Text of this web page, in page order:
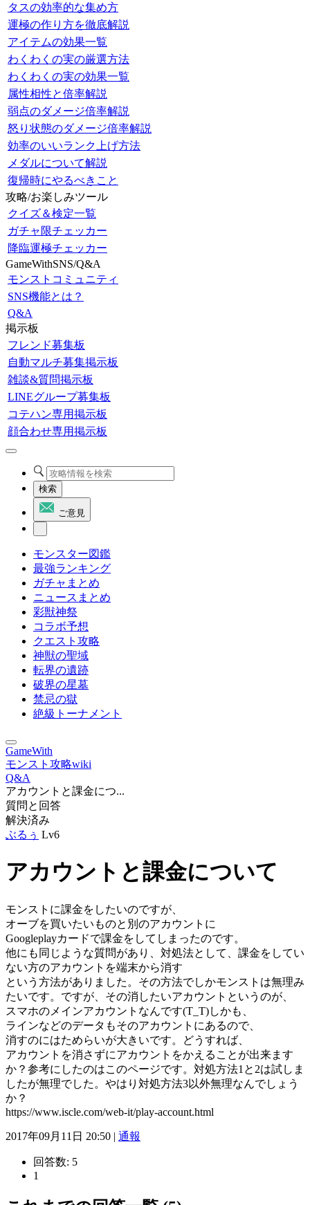
タスの効率的な集め方
運極の作り方を徹底解説
アイテムの効果一覧
わくわくの実の厳選方法
わくわくの実の効果一覧
属性相性と倍率解説
弱点のダメージ倍率解説
怒り状態のダメージ倍率解説
効率のいいランク上げ方法
メダルについて解説
復帰時にやるべきこと
攻略/お楽しみツール
クイズ＆検定一覧
ガチャ限チェッカー
降臨運極チェッカー
GameWithSNS/Q&A
モンストコミュニティ
SNS機能とは？
Q&A
掲示板
フレンド募集板
自動マルチ募集掲示板
雑談&質問掲示板
LINEグループ募集板
コテハン専用掲示板
顔合わせ専用掲示板
検索
ご意見
モンスター図鑑
最強ランキング
ガチャまとめ
ニュースまとめ
彩獣神祭
コラボ予想
クエスト攻略
神獣の聖域
転界の遺跡
破界の星墓
禁忌の獄
絶級トーナメント
GameWith
モンスト攻略wiki
Q&A
アカウントと課金につ...
質問と回答
解決済み
ぶるぅ Lv6
アカウントと課金について
モンストに課金をしたいのですが、
オーブを買いたいものと別のアカウントに
Googleplayカードで課金をしてしまったのです。
他にも同じような質問があり、対処法として、課金をしてい
ない方のアカウントを端末から消す
という方法がありました。その方法でしかモンストは無理み
たいです。ですが、その消したいアカウントというのが、
スマホのメインアカウントなんです(T_T)しかも、
ラインなどのデータもそのアカウントにあるので、
消すのにはためらいが大きいです。どうすれば、
アカウントを消さずにアカウントをかえることが出来ます
か？参考にしたのはこのページです。対処方法1と2は試しま
したが無理でした。やはり対処方法3以外無理なんでしょう
か？
https://www.iscle.com/web-it/play-account.html
2017年09月11日 20:50 | 通報
回答数: 5
1